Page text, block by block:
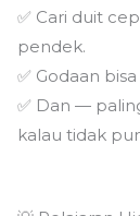
✅ Cari duit
pendek.
✅ Godaan
✅ Dan —
kalau tidak